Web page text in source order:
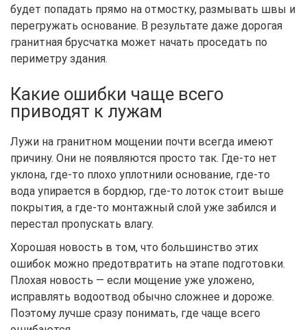
будет попадать прямо на отмостку, размывать швы и
перегружать основание. В результате даже дорогая
гранитная брусчатка может начать проседать по
периметру здания.
Какие ошибки чаще всего
приводят к лужам
Лужи на гранитном мощении почти всегда имеют
причину. Они не появляются просто так. Где-то нет
уклона, где-то плохо уплотнили основание, где-то
вода упирается в бордюр, где-то лоток стоит выше
покрытия, а где-то монтажный слой уже забился и
перестал пропускать влагу.
Хорошая новость в том, что большинство этих
ошибок можно предотвратить на этапе подготовки.
Плохая новость — если мощение уже уложено,
исправлять водоотвод обычно сложнее и дороже.
Поэтому лучше сразу понимать, где чаще всего